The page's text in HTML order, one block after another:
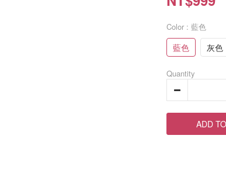
Color : 藍色
藍色 灰色
Quantity
ADD